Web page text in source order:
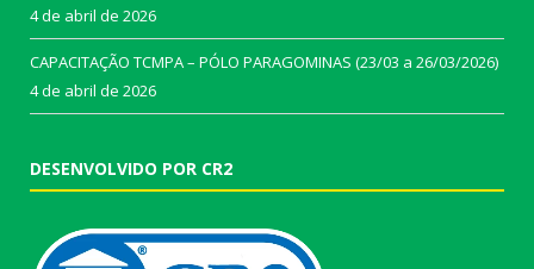
4 de abril de 2026
CAPACITAÇÃO TCMPA – PÓLO PARAGOMINAS (23/03 a 26/03/2026)
4 de abril de 2026
DESENVOLVIDO POR CR2